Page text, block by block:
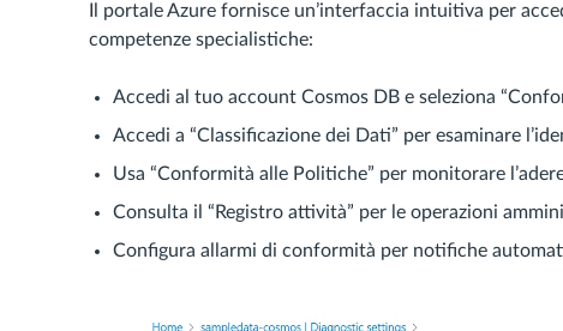
Il portale Azure fornisce un’interfaccia intuitiva per
competenze specialistiche:
Accedi al tuo account Cosmos DB e seleziona
Accedi a “Classificazione dei Dati” per esaminare
Usa “Conformità alle Politiche” per monitorare
Consulta il “Registro attività” per le operazioni
Configura allarmi di conformità per notifiche